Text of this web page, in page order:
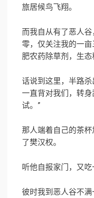
旅居候鸟飞翔。
而我自从有了恶人
零，仅关注我的一
肥农药除草剂，生
话说到这里，半路
一直背对我们，转
试。”
那人端着自己的茶
了樊汉权。
听他自报家门，又吃
彼时我到恶人谷不